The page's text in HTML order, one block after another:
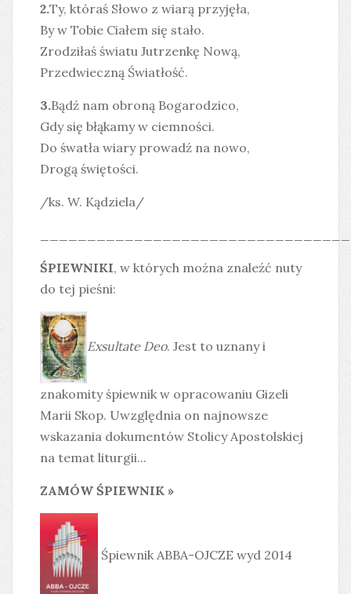
2.Ty, któraś Słowo z wiarą przyjęła,
By w Tobie Ciałem się stało.
Zrodziłaś światu Jutrzenkę Nową,
Przedwieczną Światłość.
3.Bądź nam obroną Bogarodzico,
Gdy się błąkamy w ciemności.
Do śwatła wiary prowadź na nowo,
Drogą świętości.
/ks. W. Kądziela/
ŚPIEWNIKI, w których można znaleźć nuty
do tej pieśni:
Exsultate Deo. Jest to uznany i
znakomity śpiewnik w opracowaniu Gizeli
Marii Skop. Uwzględnia on najnowsze
wskazania dokumentów Stolicy Apostolskiej
na temat liturgii...
ZAMÓW ŚPIEWNIK »
Śpiewnik ABBA-OJCZE wyd 2014